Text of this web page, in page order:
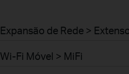
de Rede >
Fi Móvel > MiFi